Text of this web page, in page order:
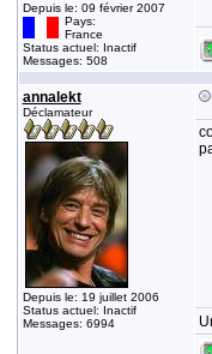
Depuis le: 09 février 2007
Pays:
France
Status actuel: Inactif
Messages: 508
annalekt
Déclamateur
Depuis le: 19 juillet 2006
Status actuel: Inactif
Messages: 6994